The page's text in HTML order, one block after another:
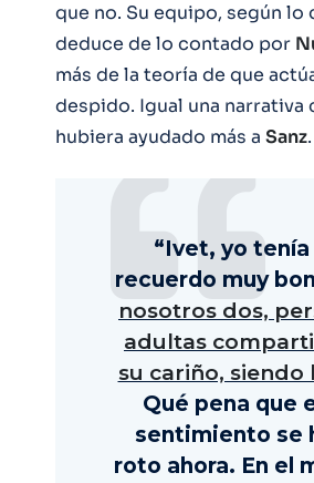
que no. Su equipo, según lo
deduce de lo contado por
más de la teoría de que
despido. Igual una narrativa
hubiera ayudado más a Sanz.
“Ivet, yo tenía
recuerdo muy
nosotros dos,
adultas
su cariño, siendo
Qué pena que
sentimiento se
roto ahora. En el